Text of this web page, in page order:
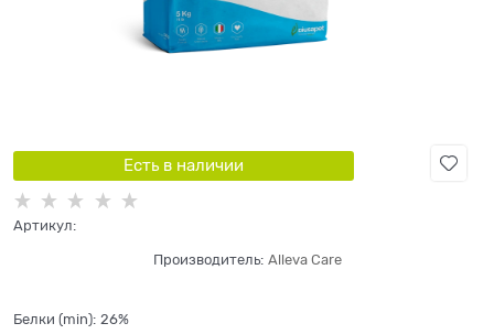
Есть в наличии
Артикул:
Производитель: Alleva Care
Белки (min): 26%